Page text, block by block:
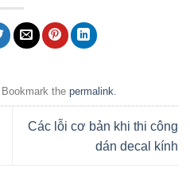
. Bookmark the permalink
Các lỗi cơ bản khi thi công
dán decal kính